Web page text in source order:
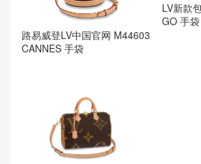
路易威登LV中国官网 M44603
CANNES 手袋
LV新款
GO 手袋